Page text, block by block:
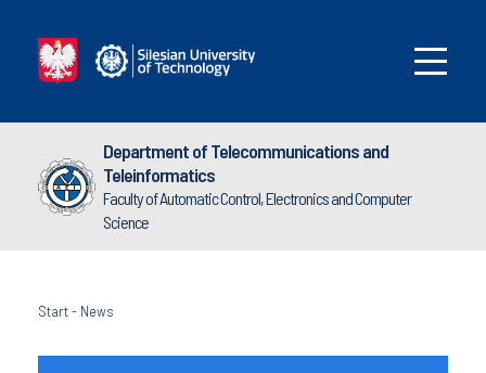
Department of Telecommunications and
Teleinformatics
Faculty of Automatic Control, Electronics and Computer
Science
Start- News